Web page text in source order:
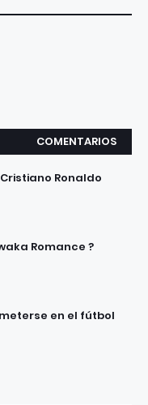
COMENTARIOS
Ronaldo
Romance ?
en el fútbol